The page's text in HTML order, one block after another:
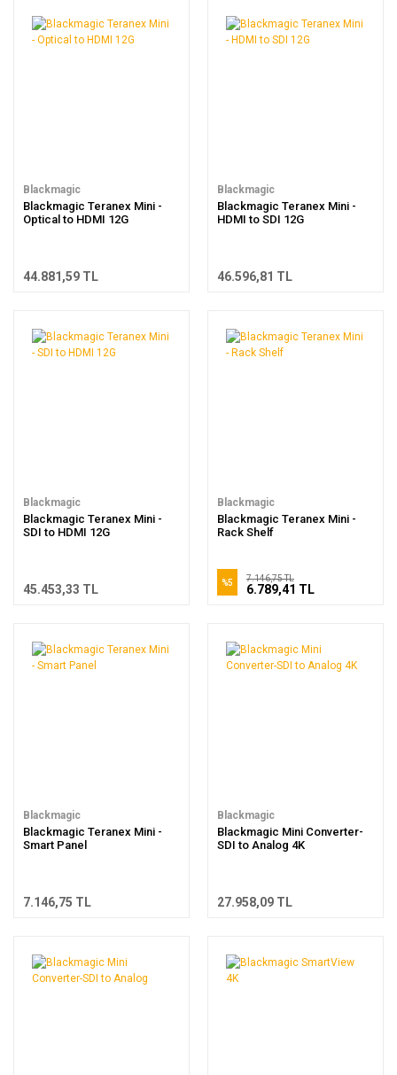
Blackmagic
Blackmagic Teranex Mini -
Optical to HDMI 12G
44.881,59 TL
Blackmagic
Blackmagic Teranex Mini -
HDMI to SDI 12G
46.596,81 TL
Blackmagic
Blackmagic Teranex Mini -
SDI to HDMI 12G
45.453,33 TL
Blackmagic
Blackmagic Teranex Mini -
Rack Shelf
%5 7.146,75 TL
6.789,41 TL
Blackmagic
Blackmagic Teranex Mini -
Smart Panel
7.146,75 TL
Blackmagic
Blackmagic Mini Converter-
SDI to Analog 4K
27.958,09 TL